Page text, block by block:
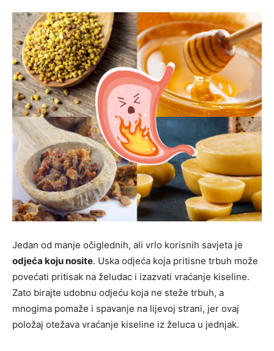
Jedan od manje očiglednih, ali vrlo korisnih savjeta je
odjeća koju nosite. Uska odjeća koja pritisne trbuh može
povećati pritisak na želudac i izazvati vraćanje kiseline.
Zato birajte udobnu odjeću koja ne steže trbuh, a
mnogima pomaže i spavanje na lijevoj strani, jer ovaj
položaj otežava vraćanje kiseline iz želuca u jednjak.